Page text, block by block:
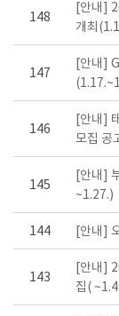
148
[안내]
개최
147
[안내]
146
[안내]
모집 공
145
[안내]
~1.27.)
144 [안내]
143
[안내]
집(